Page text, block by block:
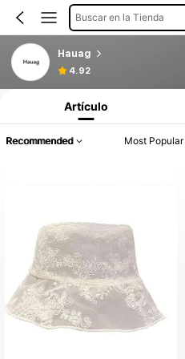
Buscar en la Tienda
Hauag
4.92
Artículo
Recommended Most Popular